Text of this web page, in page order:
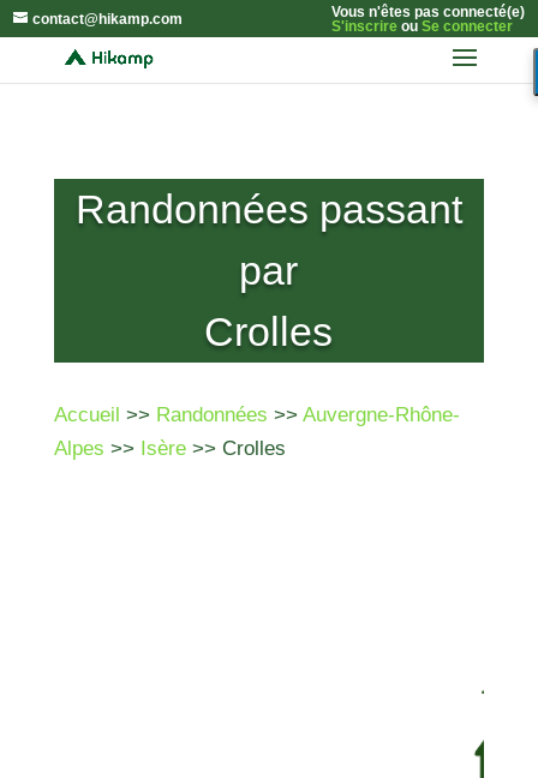
contact@hikamp.com
Vous n'êtes pas connecté(e)
S'inscrireou Se connecter
Randonnées passant
par
Crolles
Accueil >> Randonnées >> Auvergne-Rhône-
Alpes >> Isère>> Crolles